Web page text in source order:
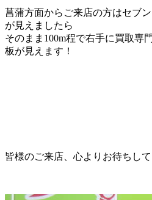
菖蒲方面からご来店の方はセブ
が見えましたら
そのまま100m程で右手に買取専
板が見えます！
皆様のご来店、心よりお待ちして